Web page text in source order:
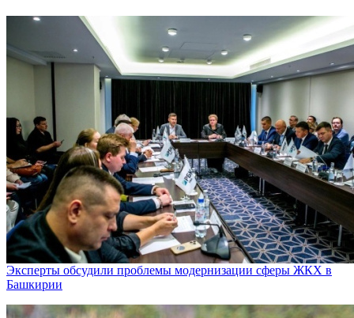
Эксперты обсудили проблемы модернизации сферы ЖКХ в
Башкирии